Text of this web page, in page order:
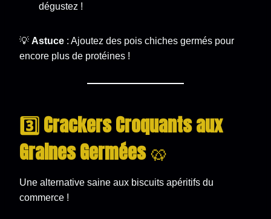
dégustez !
💡 Astuce : Ajoutez des pois chiches germés pour
encore plus de protéines !
3️⃣ Crackers Croquants aux
Graines Germées🥨
Une alternative saine aux biscuits apéritifs du
commerce !